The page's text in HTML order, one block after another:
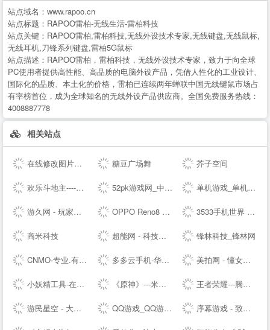
站点域名： www.rapoo.cn
站点标题： RAPOO雷柏-无线生活-雷柏科技
站点关键： RAPOO雷柏,雷柏科技,无线外设技术专家,无线键盘,无线鼠标,
无线耳机,刀锋系列键盘,雷柏5G鼠标
站点描述： RAPOO雷柏，雷柏科技，无线外设技术专家，致力于向全球
PC使用者提供高性能、高品质的电脑外设产品，凭借人性化的工业设计、
国际化的品质、本土化的价格，雷柏已连续两年蝉联中国无线键鼠市场占
有率榜首位，成为全球知名的无线外设产品供应商。全国免费服务热线：
4008887778
相关站点
在线修改图片大小尺寸；免费抠图照片处理工具 - 改图神器 糖豆广场舞 芥子空间
欢乐斗地主----腾讯游戏 52pk游戏网_中文游戏门户站 单机游戏_单机游戏下载_单机游戏门户_游侠网
游久网 - 玩家喜爱的网络游戏资讯门户 - www.uuu9.com OPPO Reno8 系列 - 人像，从此得「芯」应手 | OPPO -- 3533手机世界 手机改变世界 彩票开奖助手
商米科技 超能网 - 科技生活第一站 锋林科技_锋林网
CNMO-专业.有趣的科技新媒体 多多云手机-华为云应用平台-你的另一台虚拟云端手机 美拍网 - 懂女生，更好看！
小妖精工具-在线工具箱 《原神》---米哈游全新开放世界 王者荣耀---腾讯游戏
游民星空 - 大型单机游戏门户 提供特色单机游戏资讯、下载 QQ游戏_QQ游戏大全_游戏下载_QQ游戏-- 序幕游戏 - 致力于打造一个绝对绿色，安全，简洁的单机游戏爱好者聚集地